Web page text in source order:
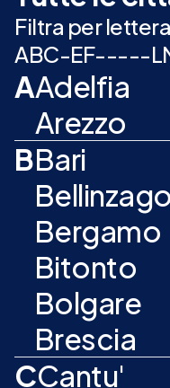
Filtra per
ABC-EF-----L
AAdelfia
Arezzo
BBari
Bergamo
Bitonto
Bolgare
Brescia
CCantu'